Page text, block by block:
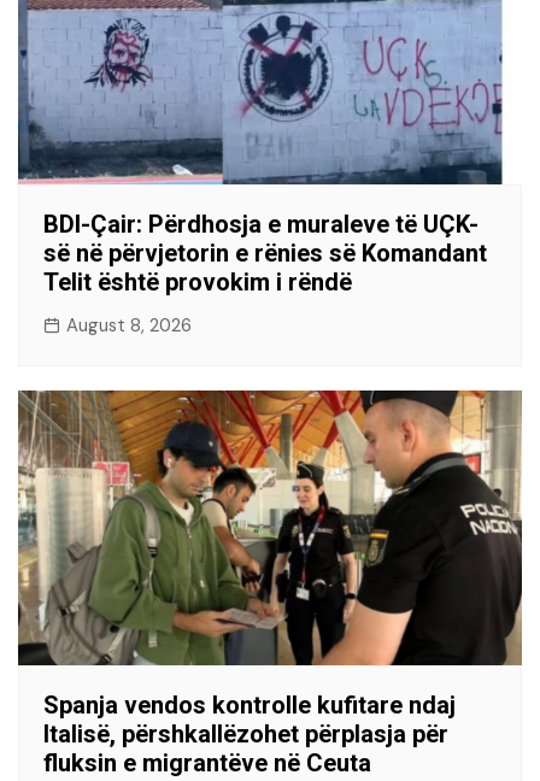
BDI-Çair: Përdhosja e muraleve të UÇK-
së në përvjetorin e rënies së Komandant
Telit është provokim i rëndë
August 8, 2026
Spanja vendos kontrolle kufitare ndaj
Italisë, përshkallëzohet përplasja për
fluksin e migrantëve në Ceuta